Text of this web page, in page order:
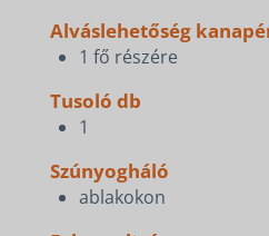
Alváslehetőség
1 fő részére
Tusoló db
1
Szúnyogháló
ablakokon